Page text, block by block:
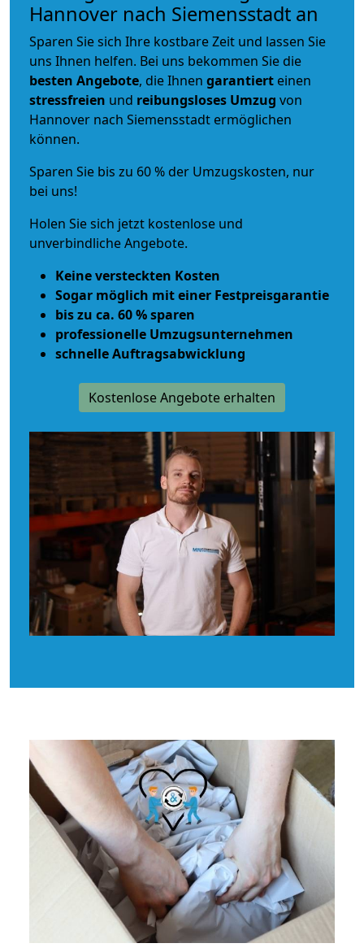
Hannover nach Siemensstadt an
Sparen Sie sich Ihre kostbare Zeit und lassen Sie
uns Ihnen helfen. Bei uns bekommen Sie die
besten Angebote, die Ihnen garantiert einen
stressfreien und reibungsloses Umzug von
Hannover nach Siemensstadt ermöglichen
können.
Sparen Sie bis zu 60 % der Umzugskosten, nur
bei uns!
Holen Sie sich jetzt kostenlose und
unverbindliche Angebote.
Keine versteckten Kosten
Sogar möglich mit einer Festpreisgarantie
bis zu ca. 60 % sparen
professionelle Umzugsunternehmen
schnelle Auftragsabwicklung
Kostenlose Angebote erhalten